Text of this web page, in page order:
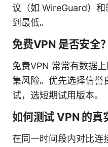
议（如 WireGuard）
到最低。
免费VPN 是否安全？
免费VPN 常常有数据
集风险。优先选择信誉
试，选短期试用版本。
如何测试 VPN 的真
在同一时间段内对比连